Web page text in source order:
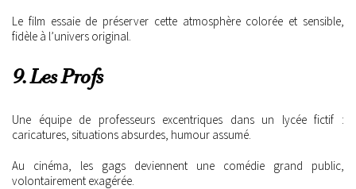
Le film essaie de préserver cette atmosphère colorée et sensible,
fidèle à l’univers original.
9. Les Profs
Une équipe de professeurs excentriques dans un lycée fictif :
caricatures, situations absurdes, humour assumé.
Au cinéma, les gags deviennent une comédie grand public,
volontairement exagérée.